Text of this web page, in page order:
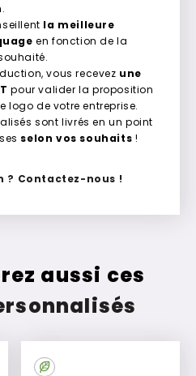
.
la meilleure
en fonction de la
vous recevez une
pour valider la proposition
logo de votre entreprise.
sont livrés en un point
selon vos souhaits !
? Contactez-nous !
aussi ces